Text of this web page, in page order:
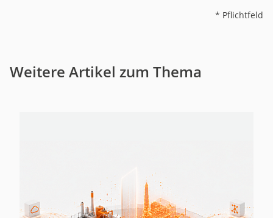
* Pflichtfeld
Weitere Artikel zum Thema